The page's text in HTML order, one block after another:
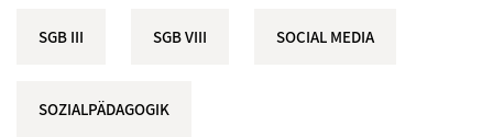
SGB III SGB VIII SOCIAL MEDIA
SOZIALPÄDAGOGIK